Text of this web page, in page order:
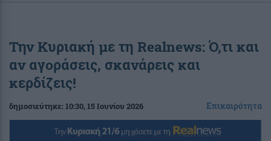
Την Κυριακή με τη Realnews: Ό,τι και
αν αγοράσεις, σκανάρεις και
κερδίζεις!
δημοσιεύτηκε:10:30, 15 Ιουνίου 2026 Επικαιρότητα